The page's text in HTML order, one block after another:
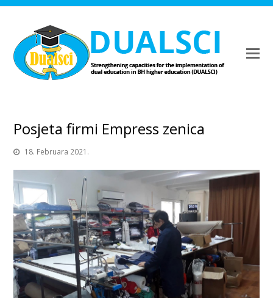
Posjeta firmi Empress zenica
18. Februara 2021.